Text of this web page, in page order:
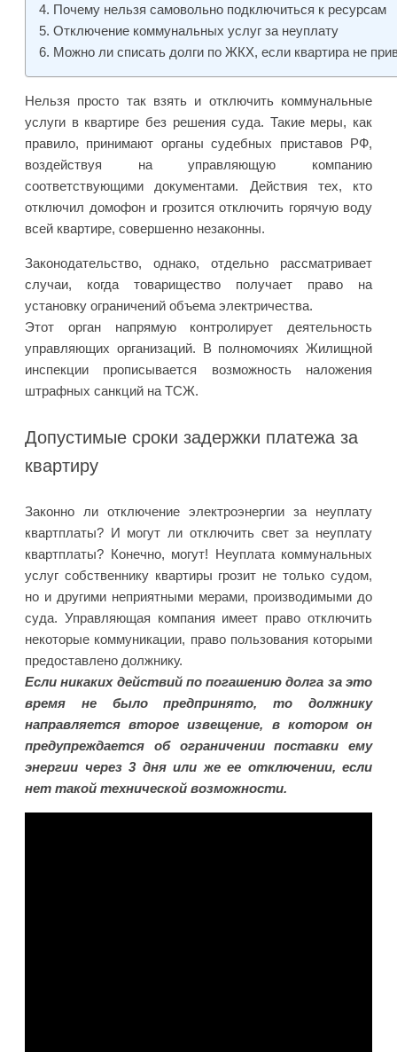
Почему нельзя самовольно подключиться к ресурсам
Отключение коммунальных услуг за неуплату
Можно ли списать долги по ЖКХ, если квартира не
Нельзя просто так взять и отключить коммунальные
услуги в квартире без решения суда. Такие меры, как
правило, принимают органы судебных приставов РФ,
воздействуя на управляющую компанию
соответствующими документами. Действия тех, кто
отключил домофон и грозится отключить горячую воду
всей квартире, совершенно незаконны.
Законодательство, однако, отдельно рассматривает
случаи, когда товарищество получает право на
установку ограничений объема электричества.
Этот орган напрямую контролирует деятельность
управляющих организаций. В полномочиях Жилищной
инспекции прописывается возможность наложения
штрафных санкций на ТСЖ.
Допустимые сроки задержки платежа за
квартиру
Законно ли отключение электроэнергии за неуплату
квартплаты? И могут ли отключить свет за неуплату
квартплаты? Конечно, могут! Неуплата коммунальных
услуг собственнику квартиры грозит не только судом,
но и другими неприятными мерами, производимыми до
суда. Управляющая компания имеет право отключить
некоторые коммуникации, право пользования которыми
предоставлено должнику.
Если никаких действий по погашению долга за это
время не было предпринято, то должнику
направляется второе извещение, в котором он
предупреждается об ограничении поставки ему
энергии через 3 дня или же ее отключении, если
нет такой технической возможности.